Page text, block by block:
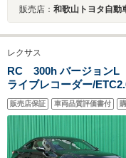
販売店： 和歌山トヨタ自動車
レクサス
RC 300h バージョンL
ライブレコーダー/
ンチレーション/ステア
ルーズコントロール/純
販売店保証 車両品質評価書付